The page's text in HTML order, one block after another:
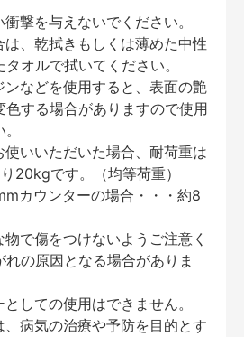
撃を与えないでください。
、乾拭きもしくは薄めた中性
オルで拭いてください。
などを使用すると、表面の艶
色する場合がありますので使用
いいただいた場合、耐荷重は
20kgです。（均等荷重）
カウンターの場合・・・約8
で傷をつけないようご注意く
の原因となる場合がありま
しての使用はできません。
病気の治療や予防を目的とす